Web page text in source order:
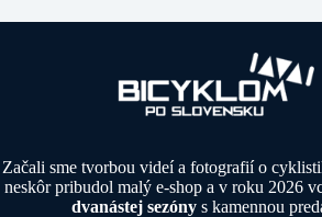
Začali sme tvorbou videí a fotografií o
neskôr pribudol malý e-shop a v roku 2026
dvanástej sezónys kamennou